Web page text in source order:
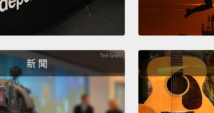
新 聞